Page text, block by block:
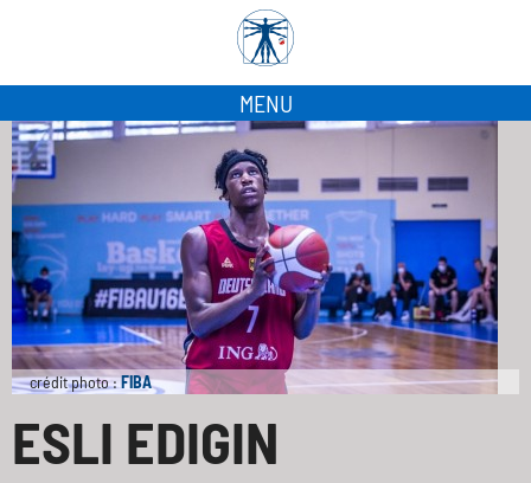
MENU
crédit photo :FIBA
ESLI EDIGIN